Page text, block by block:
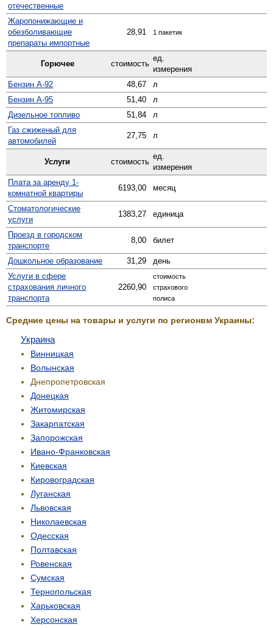
отечественные
Жаро­понижающие и
обезболивающие
препараты импортные
28,91 1 пакетик
Горючее стоимость
ед.
измерения
Бензин А-92
48,67
л
Бензин А-95
51,40
л
Дизельное топливо
51,84
л
Газ сжиженый для
автомобилей
27,75 л
Услуги стоимость
ед.
измерения
Плата за аренду 1-
комнатной квартиры
6193,00 месяц
Стомато­логические
услуги
1383,27 единица
Проезд в городском
транспорте
8,00 билет
Дошкольное образование 31,29
день
Услуги в сфере
страхования личного
транспорта
2260,90
стоимость
страхового
полиса
Средние цены на товары и услуги по регионвм Украины:
Украина
Винницкая
Волынская
Днепропетровская
Донецкая
Житомирская
Закарпатская
Запорожская
Ивано-Франковская
Киевская
Кировоградская
Луганская
Львовская
Николаевская
Одесская
Полтавская
Ровенская
Сумская
Тернопольская
Харьковская
Херсонская